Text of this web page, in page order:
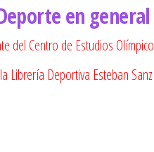
en general
del Centro de Estudios
Librería Deportiva Esteban